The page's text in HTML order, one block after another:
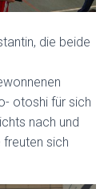
die beide
otoshi für sich
nach und
sich